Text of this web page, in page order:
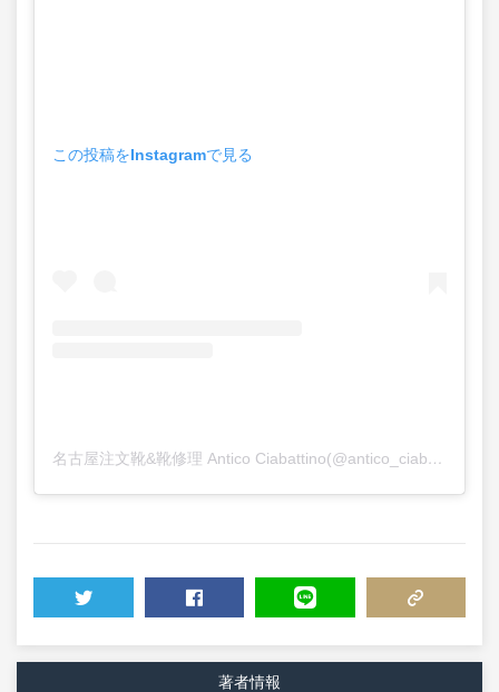
この投稿をInstagramで見る
名古屋注文靴&靴修理 Antico Ciabattino(@antico_ciabattino)がシェアした投稿
著者情報